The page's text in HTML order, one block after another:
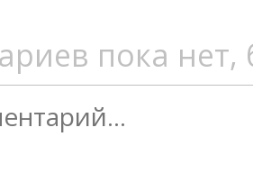
пока нет,